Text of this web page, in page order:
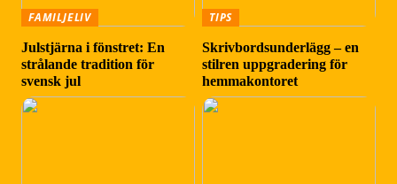
FAMILJELIV
Julstjärna i fönstret: En
strålande tradition för
svensk jul
TIPS
Skrivbordsunderlägg – en
stilren uppgradering för
hemmakontoret